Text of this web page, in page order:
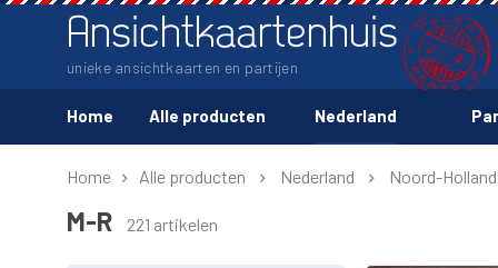
Ansichtkaartenhuis
unieke ansichtkaarten en partijen
Home Alle producten Nederland
Home Alle producten Nederland Noord-Holland
M-R 221 artikelen